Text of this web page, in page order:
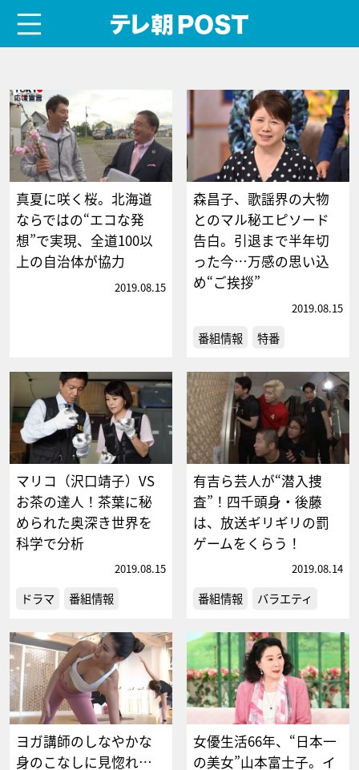
真夏に咲く桜。北海道
ならではの“エコな発
想”で実現、全道100以
上の自治体が協力
2019.08.15
森昌子、歌謡界の大物
とのマル秘エピソード
告白。引退まで半年切
った今…万感の思い込
め“ご挨拶”
2019.08.15
番組情報 特番
マリコ（沢口靖子）VS
お茶の達人！茶葉に秘
められた奥深き世界を
科学で分析
2019.08.15
ドラマ 番組情報
有吉ら芸人が“潜入捜
査”！四千頭身・後藤
は、放送ギリギリの罰
ゲームをくらう！
2019.08.14
番組情報 バラエティ
ヨガ講師のしなやかな
身のこなしに見惚れ…
女優生活66年、“日本一
の美女”山本富士子。イ